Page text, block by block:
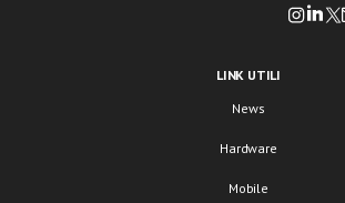
LINK UTILI
News
Hardware
Mobile